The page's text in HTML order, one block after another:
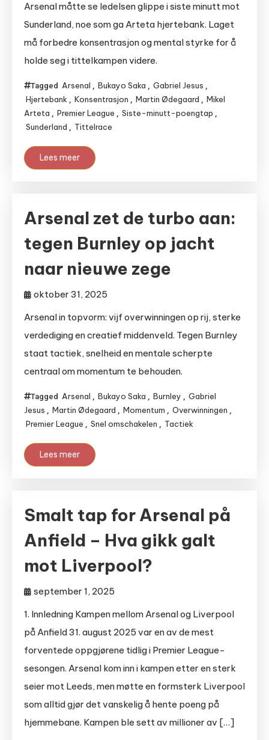
Arsenal måtte se ledelsen glippe i siste minutt mot
Sunderland, noe som ga Arteta hjertebank. Laget
må forbedre konsentrasjon og mental styrke for å
holde seg i tittelkampen videre.
Tagged Arsenal , Bukayo Saka , Gabriel Jesus ,
Hjertebank , Konsentrasjon , Martin Ødegaard , Mikel
Arteta , Premier League , Siste-minutt-poengtap ,
Sunderland , Tittelrace
Lees meer
Arsenal zet de turbo aan:
tegen Burnley op jacht
naar nieuwe zege
oktober 31, 2025
Arsenal in topvorm: vijf overwinningen op rij, sterke
verdediging en creatief middenveld. Tegen Burnley
staat tactiek, snelheid en mentale scherpte
centraal om momentum te behouden.
Tagged Arsenal , Bukayo Saka , Burnley , Gabriel
Jesus , Martin Ødegaard , Momentum , Overwinningen ,
Premier League , Snel omschakelen , Tactiek
Lees meer
Smalt tap for Arsenal på
Anfield – Hva gikk galt
mot Liverpool?
september 1, 2025
1. Innledning Kampen mellom Arsenal og Liverpool
på Anfield 31. august 2025 var en av de mest
forventede oppgjørene tidlig i Premier League-
sesongen. Arsenal kom inn i kampen etter en sterk
seier mot Leeds, men møtte en formsterk Liverpool
som alltid gjør det vanskelig å hente poeng på
hjemmebane. Kampen ble sett av millioner av […]